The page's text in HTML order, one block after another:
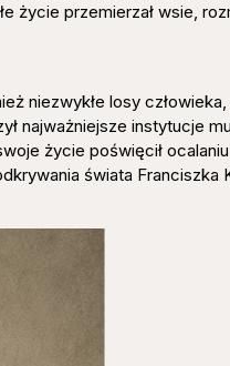
życie przemierzał wsie,
niezwykłe losy
najważniejsze instytucje
życie poświęcił
świata Franciszka